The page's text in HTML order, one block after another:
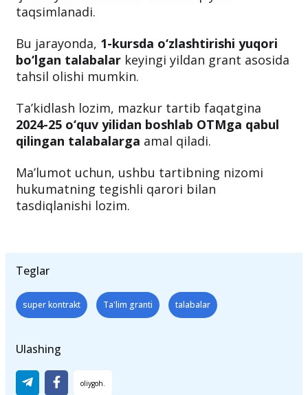
taqsimlanadi.
Bu jarayonda, 1-kursda o‘zlashtirishi yuqori
bo‘lgan talabalar keyingi yildan grant asosida
tahsil olishi mumkin.
Ta’kidlash lozim, mazkur tartib faqatgina
2024-25 o‘quv yilidan boshlab OTMga qabul
qilingan talabalarga amal qiladi.
Ma’lumot uchun, ushbu tartibning nizomi
hukumatning tegishli qarori bilan
tasdiqlanishi lozim.
Teglar
super kontrakt Ta'lim granti talabalar
Ulashing